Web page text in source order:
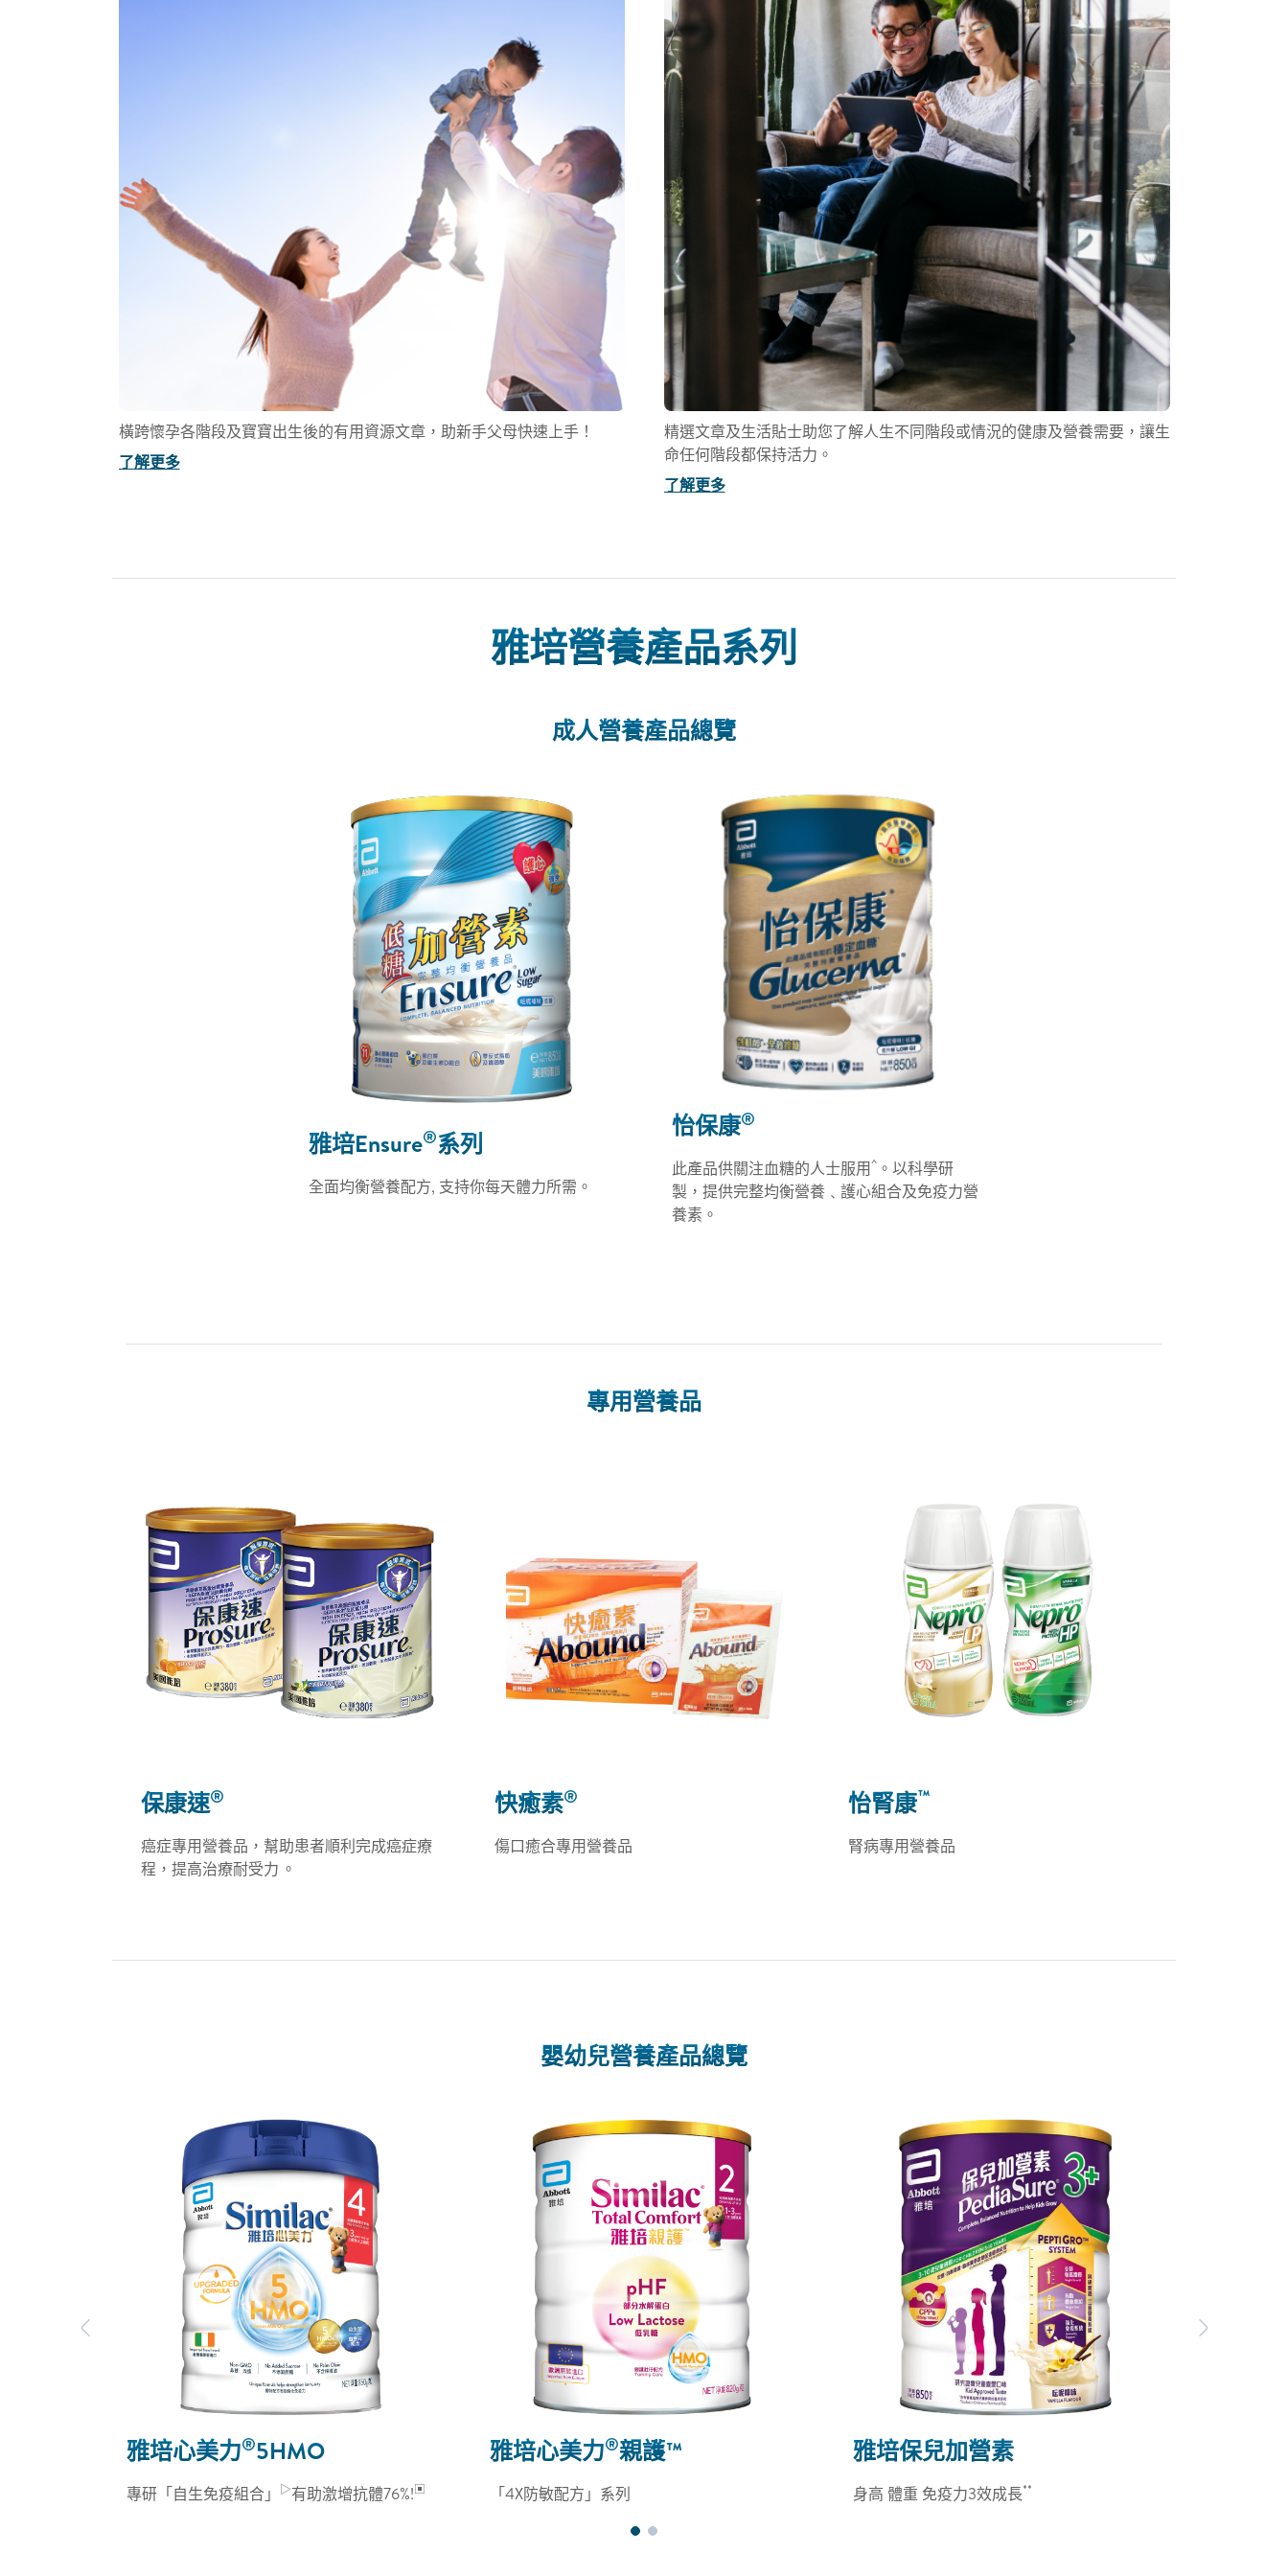
橫跨懷孕各階段及寶寶出生後的有用資源文章，助新手父母快速上手！
了解更多
精選文章及生活貼士助您了解人生不同階段或情況的健康及營養需要，讓生
命任何階段都保持活力。
了解更多
雅培營養產品系列
成人營養產品總覽
雅培Ensure®系列
全面均衡營養配方, 支持你每天體力所需。
怡保康®
此產品供關注血糖的人士服用^。以科學研
製，提供完整均衡營養﹑護心組合及免疫力營
養素。
專用營養品
保康速®
癌症專用營養品，幫助患者順利完成癌症療
程，提高治療耐受力 。
快癒素®
傷口癒合專用營養品
怡腎康™
腎病專用營養品
嬰幼兒營養產品總覽
雅培心美力®5HMO
專研「自生免疫組合」 ▷有助激增抗體76%!▣
雅培心美力®親護™
「4X防敏配方」系列
雅培保兒加營素
身高 體重 免疫力3效成長**